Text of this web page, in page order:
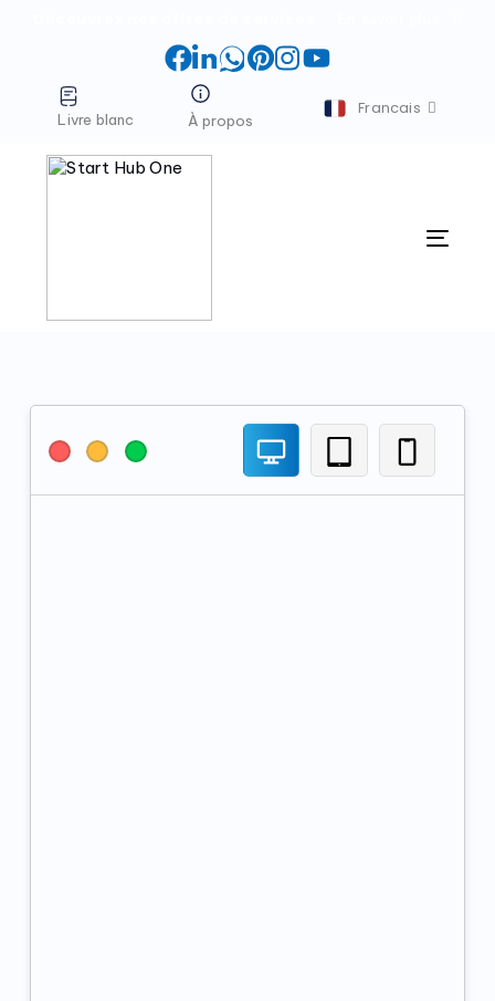
Facebook
LinkedIn
WhatsApp
Pinterest
Instagram
YouTube
Livre blanc À propos
Francais
Menu